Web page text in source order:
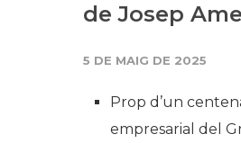
de Josep
5 DE MAIG DE 2025
Prop d’un
empresarial del